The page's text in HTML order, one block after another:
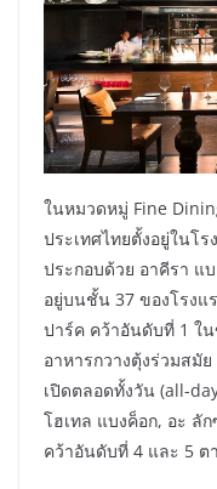
ในหมวดหมู่ Fine
ประเทศไทยตั้งอยู่ในโ
ประกอบด้วย อาคีรา แ
อยู่บนชั้น 37 ของโรงแ
ปาร์ค คว้าอันดับที่ 1 ใ
อาหารกวางตุ้งร่วมสมั
เปิดตลอดทั้งวัน (all-
โฮเทล แบงค็อก, อะ ลั
คว้าอันดับที่ 4 และ 5 ต